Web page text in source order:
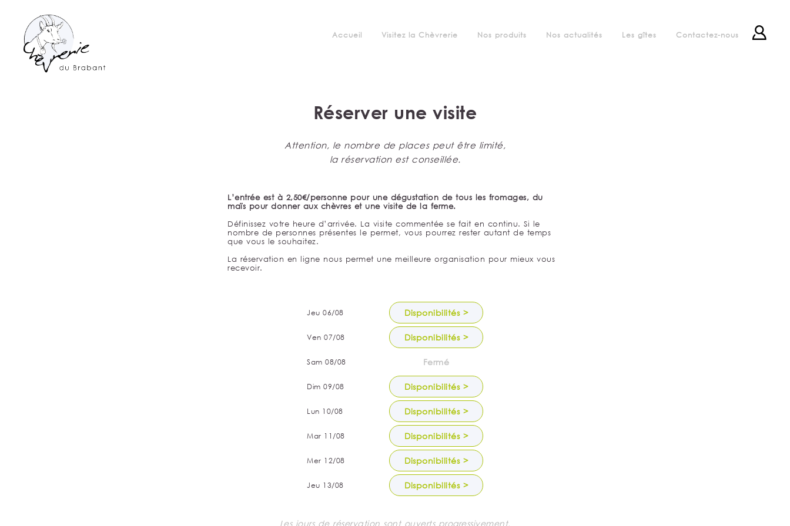
Contactez-nous
Les gîtes
Nos actualités
Nos produits
Visitez la Chèvrerie
Accueil
Réserver une visite
Attention, le nombre de places peut être limité,
la réservation est conseillée.
L’entrée est à 2,50€/personne pour une dégustation de tous les fromages, du
maïs pour donner aux chèvres et une visite de la ferme.
Définissez votre heure d’arrivée. La visite commentée se fait en continu. Si le
nombre de personnes présentes le permet, vous pourrez rester autant de temps
que vous le souhaitez.
La réservation en ligne nous permet une meilleure organisation pour mieux vous
recevoir.
Jeu 06/08 Disponibilités >
Ven 07/08 Disponibilités >
Sam 08/08 Fermé
Dim 09/08 Disponibilités >
Lun 10/08 Disponibilités >
Mar 11/08 Disponibilités >
Mer 12/08 Disponibilités >
Jeu 13/08 Disponibilités >
Les jours de réservation sont ouverts progressivement.